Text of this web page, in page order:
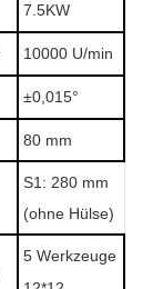
7.5KW
10000 U/min
±0,015°
80 mm
S1: 280 mm
(ohne Hülse)
5 Werkzeuge